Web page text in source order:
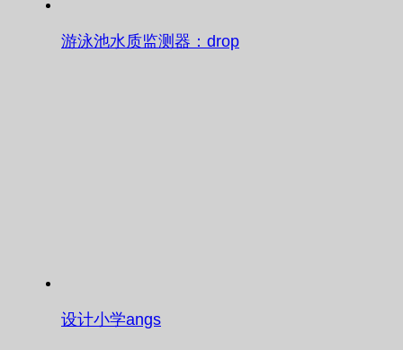
游泳池水质监测器：drop
设计小学angs